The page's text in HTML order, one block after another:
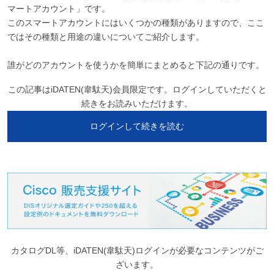
マートアカウント」です。
このスマートアカウントにはいくつかの種類がありますので、ここ
ではその種類と用途の違いについてご紹介します。
誰がどのアカウントを使うかを簡単にまとめると下記の通りです。
この記事はiDATEN(韋駄天)会員限定です。ログインしていただくと
続きをお読みいただけます。
ログインして続きを読む
カタログDL等、iDATEN(韋駄天)ログインが必要なコンテンツがご
ざいます。